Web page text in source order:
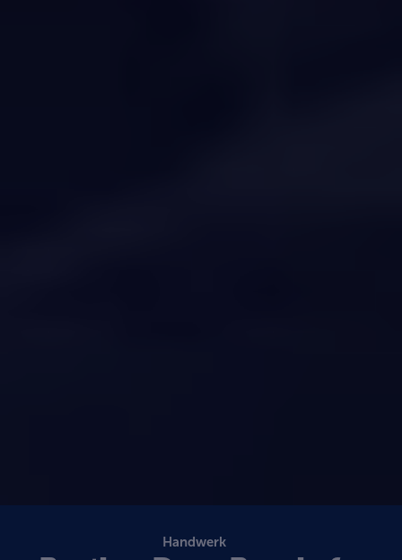
Handwerk